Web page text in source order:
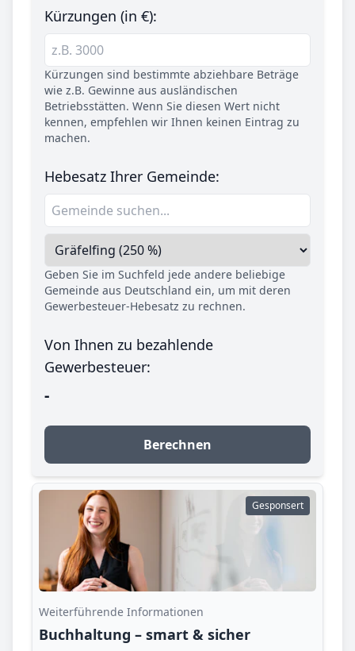
Kürzungen (in €):
Kürzungen sind bestimmte abziehbare Beträge
wie z.B. Gewinne aus ausländischen
Betriebsstätten. Wenn Sie diesen Wert nicht
kennen, empfehlen wir Ihnen keinen Eintrag zu
machen.
Hebesatz Ihrer Gemeinde:
Geben Sie im Suchfeld jede andere beliebige
Gemeinde aus Deutschland ein, um mit deren
Gewerbesteuer-Hebesatz zu rechnen.
Von Ihnen zu bezahlende
Gewerbesteuer:
-
Berechnen
Gesponsert
Weiterführende Informationen
Buchhaltung – smart & sicher